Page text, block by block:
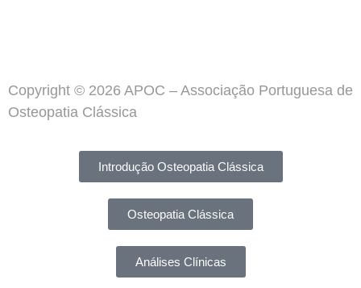
Copyright © 2026 APOC – Associação Portuguesa de
Osteopatia Clássica
Introdução Osteopatia Clássica
Osteopatia Clássica
Análises Clínicas